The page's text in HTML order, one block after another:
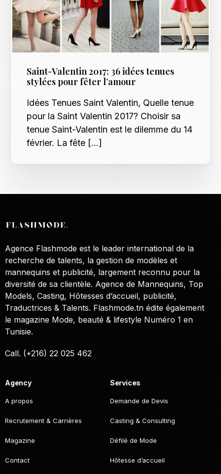
Saint-Valentin 2017: 36 idées tenues
stylées pour fêter l’amour
Idées Tenues Saint Valentin, Quelle tenue
pour la Saint Valentin 2017? Choisir sa
tenue Saint-Valentin est le dilemme du 14
février. La fête […]
Agence Flashmode est le leader international de la
recherche de talents, la gestion de modèles et
mannequins et publicité, largement reconnu pour la
diversité de sa clientèle. Agence de Mannequins, Top
Models, Casting, Hôtesses d’accueil, publicité,
Traductrices & Talents. Flashmode.tn édite également
le magazine Mode, beauté & lifestyle Numéro 1 en
Tunisie.
Call. (+216) 22 025 462
Agency
A propos
Recrutement & Carrières
Magazine
Contact
Services
Demande de Devis
Casting & Consulting
Défilé de Mode
Hôtesse d’accueil